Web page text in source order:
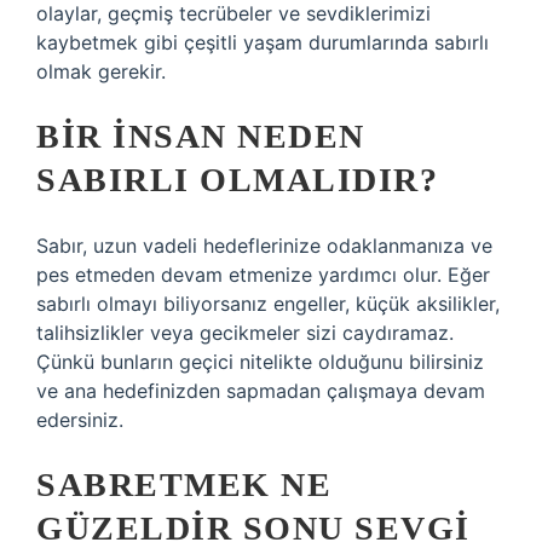
olaylar, geçmiş tecrübeler ve sevdiklerimizi
kaybetmek gibi çeşitli yaşam durumlarında sabırlı
olmak gerekir.
BIR INSAN NEDEN
SABIRLI OLMALIDIR?
Sabır, uzun vadeli hedeflerinize odaklanmanıza ve
pes etmeden devam etmenize yardımcı olur. Eğer
sabırlı olmayı biliyorsanız engeller, küçük aksilikler,
talihsizlikler veya gecikmeler sizi caydıramaz.
Çünkü bunların geçici nitelikte olduğunu bilirsiniz
ve ana hedefinizden sapmadan çalışmaya devam
edersiniz.
SABRETMEK NE
GÜZELDIR SONU SEVGI